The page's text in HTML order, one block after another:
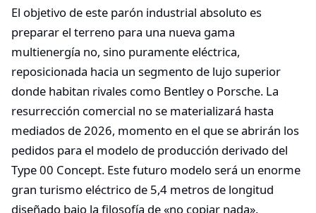
El objetivo de este parón industrial absoluto es
preparar el terreno para una nueva gama
multienergía no, sino puramente eléctrica,
reposicionada hacia un segmento de lujo superior
donde habitan rivales como Bentley o Porsche. La
resurrección comercial no se materializará hasta
mediados de 2026, momento en el que se abrirán los
pedidos para el modelo de producción derivado del
Type 00 Concept. Este futuro modelo será un enorme
gran turismo eléctrico de 5,4 metros de longitud
diseñado bajo la filosofía de «no copiar nada».